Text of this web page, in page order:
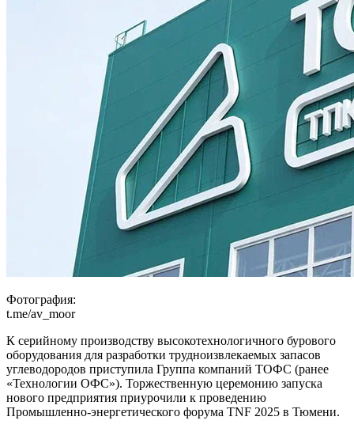
Фотография:
t.me/av_moor
К серийному производству высокотехнологичного бурового
оборудования для разработки трудноизвлекаемых запасов
углеводородов приступила Группа компаний ТОФС (ранее
«Технологии ОФС»). Торжественную церемонию запуска
нового предприятия приурочили к проведению
Промышленно-энергетического форума TNF 2025 в Тюмени.